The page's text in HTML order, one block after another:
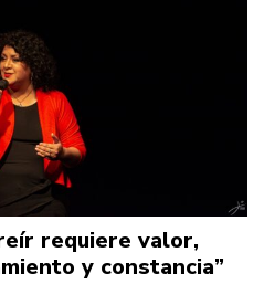
requiere valor,
y constancia”